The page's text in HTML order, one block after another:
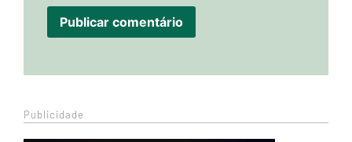
Publicidade